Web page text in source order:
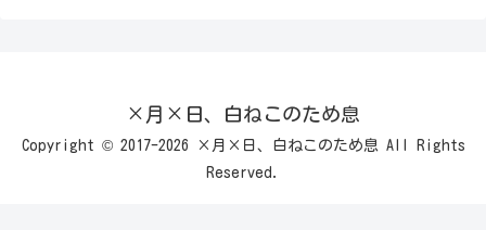
×月×日、白ねこのため息
Copyright © 2017-2026 ×月×日、白ねこのため息 All Rights
Reserved.